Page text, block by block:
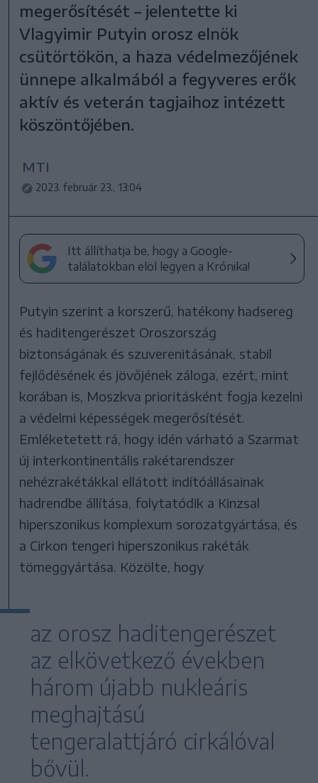
megerősítését – jelentette ki
Vlagyimir Putyin orosz elnök
csütörtökön, a haza védelmezőjének
ünnepe alkalmából a fegyveres erők
aktív és veterán tagjaihoz intézett
köszöntőjében.
MTI
2023. február 23., 13:04
Itt állíthatja be, hogy a Google-
találatokban elöl legyen a Krónika!
Putyin szerint a korszerű, hatékony hadsereg
és haditengerészet Oroszország
biztonságának és szuverenitásának, stabil
fejlődésének és jövőjének záloga, ezért, mint
korában is, Moszkva prioritásként fogja kezelni
a védelmi képességek megerősítését.
Emléketetett rá, hogy idén várható a Szarmat
új interkontinentális rakétarendszer
nehézrakétákkal ellátott indítóállásainak
hadrendbe állítása, folytatódik a Kinzsal
hiperszonikus komplexum sorozatgyártása, és
a Cirkon tengeri hiperszonikus rakéták
tömeggyártása. Közölte, hogy
az orosz haditengerészet
az elkövetkező években
három újabb nukleáris
meghajtású
tengeralattjáró cirkálóval
bővül.